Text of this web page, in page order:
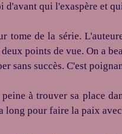
d'avant qui l'exaspère et
tome de la série.
points de vue. On a
sans succès. C'est
à trouver sa place
long pour faire la paix